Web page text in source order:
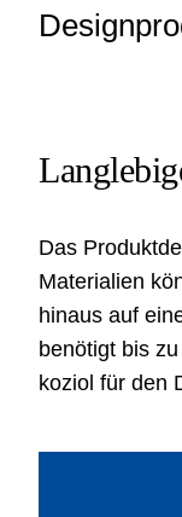
Das
Materialien
hinaus auf
benötigt bis
koziol für den